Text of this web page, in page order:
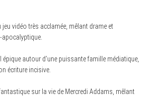
vidéo très acclamée, mêlant drame et
autour d’une puissante famille médiatique,
écriture incisive.
sur la vie de Mercredi Addams, mêlant